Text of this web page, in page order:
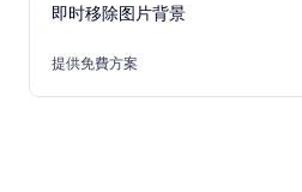
即时移除图片背景
提供免費方案